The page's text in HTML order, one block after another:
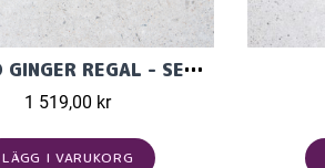
KNITPRO GINGER REGAL - SET MED ÄNDSTICKOR (11 PAR, 13 CM)
1 519,00 kr
LÄGG I VARUKORG